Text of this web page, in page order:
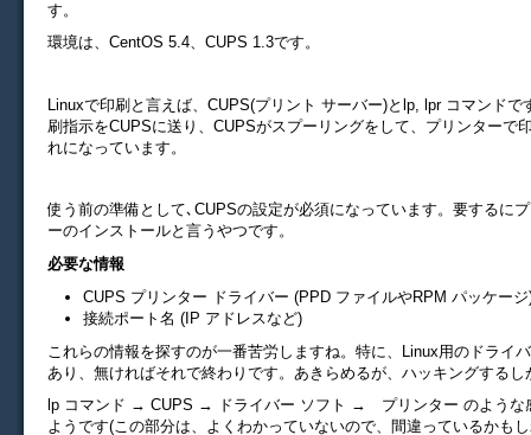
す。
環境は、CentOS 5.4、CUPS 1.3です。
Linuxで印刷と言えば、CUPS(プリント サーバー)とlp, lpr コマンドで
刷指示をCUPSに送り、CUPSがスプーリングをして、プリンターで
れになっています。
使う前の準備として､CUPSの設定が必須になっています。要するに
ーのインストールと言うやつです。
必要な情報
CUPS プリンター ドライバー (PPD ファイルやRPM パッケージ
接続ポート名 (IP アドレスなど)
これらの情報を探すのが一番苦労しますね。特に、Linux用のドライ
あり、無ければそれで終わりです。あきらめるが、ハッキングするし
lp コマンド → CUPS → ドライバー ソフト → プリンター のような
ようです(この部分は、よくわかっていないので、間違っているかも